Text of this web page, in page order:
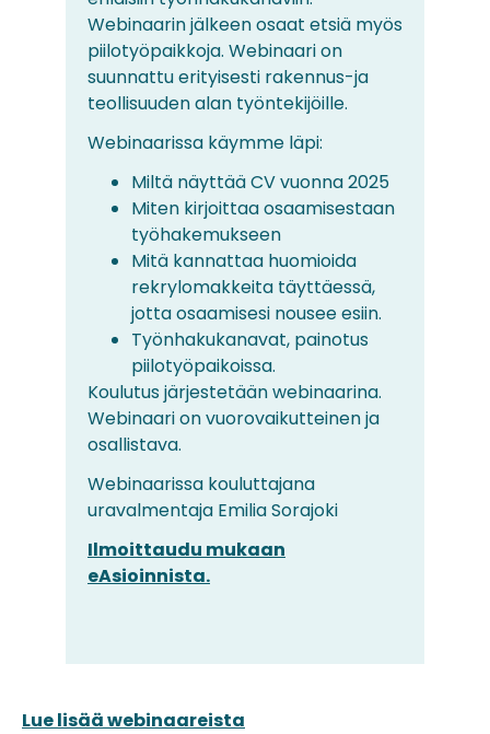
Webinaarin jälkeen osaat etsiä myös
piilotyöpaikkoja. Webinaari on
suunnattu erityisesti rakennus-ja
teollisuuden alan työntekijöille.
Webinaarissa käymme läpi:
Miltä näyttää CV vuonna 2025
Miten kirjoittaa osaamisestaan
työhakemukseen
Mitä kannattaa huomioida
rekrylomakkeita täyttäessä,
jotta osaamisesi nousee esiin.
Työnhakukanavat, painotus
piilotyöpaikoissa.
Koulutus järjestetään webinaarina.
Webinaari on vuorovaikutteinen ja
osallistava.
Webinaarissa kouluttajana
uravalmentaja Emilia Sorajoki
Ilmoittaudu mukaan
eAsioinnista.
Lue lisää webinaareista